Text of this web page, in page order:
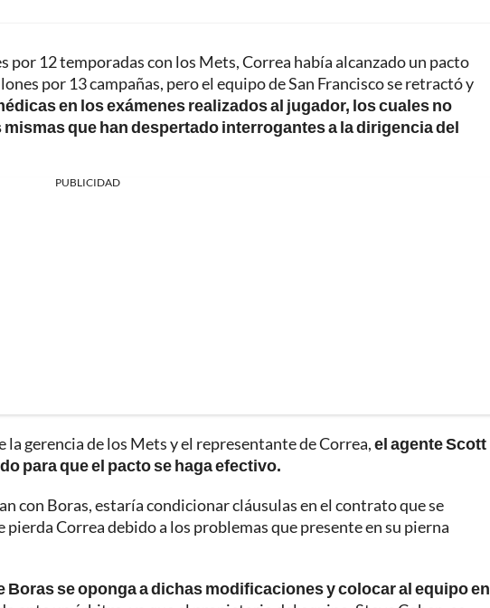
por 12 temporadas con los Mets, Correa había alcanzado un pacto
por 13 campañas, pero el equipo de San Francisco se retractó y
en los exámenes realizados al jugador, los cuales no
que han despertado interrogantes a la dirigencia del
PUBLICIDAD
gerencia de los Mets y el representante de Correa,el agente Scott
para que el pacto se haga efectivo.
con Boras, estaría condicionar cláusulas en el contrato que se
Correa debido a los problemas que presente en su pierna
se oponga a dichas modificaciones y colocar al equipo en